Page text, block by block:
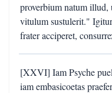
proverbium natum illud,
vitulum sustulerit."
frater acciperet,
[XXVI] Iam Psyche
iam embasicoetas